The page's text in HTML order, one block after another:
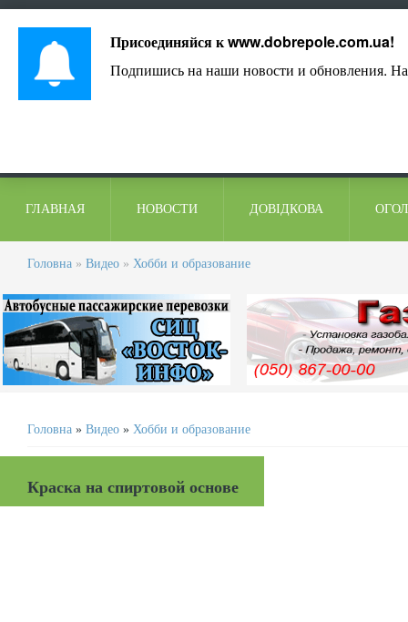
ГЛАВНАЯ НОВОСТИ ДОВІДКОВА
Головна » Видео » Хобби и образование
Головна » Видео » Хобби и образование
Краска на спиртовой основе
Присоединяйся кwww.dobrepole.com.ua!
Подпишись на наши новости и обновления.